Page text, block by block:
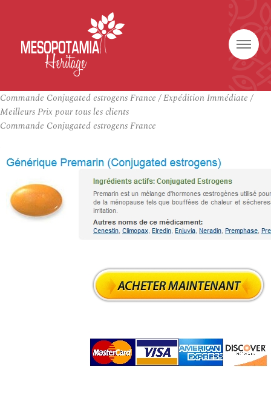
Commande Conjugated estrogens France / Expédition Immédiate /
Meilleurs Prix pour tous les clients
Commande Conjugated estrogens France